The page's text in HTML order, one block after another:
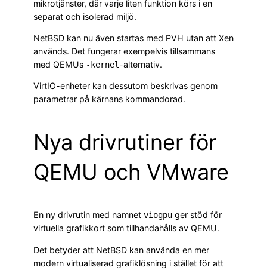
mikrotjänster, där varje liten funktion körs i en
separat och isolerad miljö.
NetBSD kan nu även startas med PVH utan att Xen
används. Det fungerar exempelvis tillsammans
med QEMUs -kernel -alternativ.
VirtIO-enheter kan dessutom beskrivas genom
parametrar på kärnans kommandorad.
Nya drivrutiner för
QEMU och VMware
En ny drivrutin med namnet viogpu ger stöd för
virtuella grafikkort som tillhandahålls av QEMU.
Det betyder att NetBSD kan använda en mer
modern virtualiserad grafiklösning i stället för att